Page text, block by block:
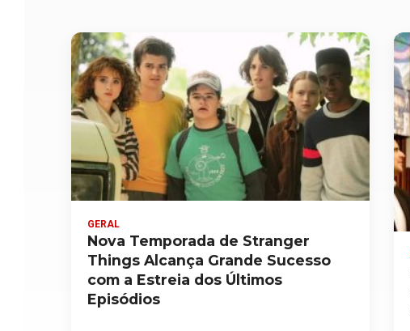
GERAL
Nova Temporada de Stranger
Things Alcança Grande Sucesso
com a Estreia dos Últimos
Episódios